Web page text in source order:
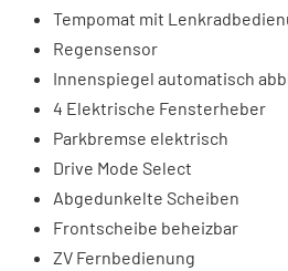
Tempomat mit
Regensensor
Innenspiegel automatisch
4 Elektrische Fensterheber
Parkbremse elektrisch
Drive Mode Select
Abgedunkelte Scheiben
Frontscheibe beheizbar
ZV Fernbedienung